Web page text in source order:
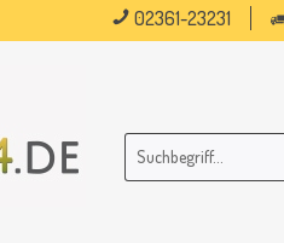
02361-23231